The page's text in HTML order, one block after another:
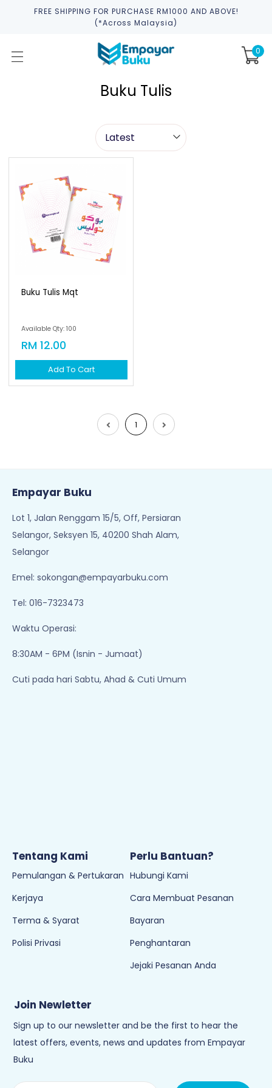
FREE SHIPPING FOR PURCHASE RM1000 AND ABOVE!
(*across Malaysia)
0
Buku Tulis
Buku Tulis Mqt
Available Qty: 100
RM 12.00
Add To Cart
1
Empayar Buku
Lot 1, Jalan Renggam 15/5, Off, Persiaran
Selangor, Seksyen 15, 40200 Shah Alam,
Selangor
Emel: sokongan@empayarbuku.com
Tel: 016-7323473
Waktu Operasi:
8:30AM - 6PM (Isnin - Jumaat)
Cuti pada hari Sabtu, Ahad & Cuti Umum
Tentang Kami
Pemulangan & Pertukaran
Kerjaya
Terma & Syarat
Polisi Privasi
Perlu Bantuan?
Hubungi Kami
Cara Membuat Pesanan
Bayaran
Penghantaran
Jejaki Pesanan Anda
Join Newletter
Sign up to our newsletter and be the first to hear the
latest offers, events, news and updates from Empayar
Buku